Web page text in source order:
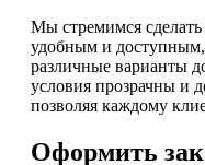
Мы стремимся сделать
удобным и
различные варианты
условия прозрачны и
позволяя каждому
Оформить